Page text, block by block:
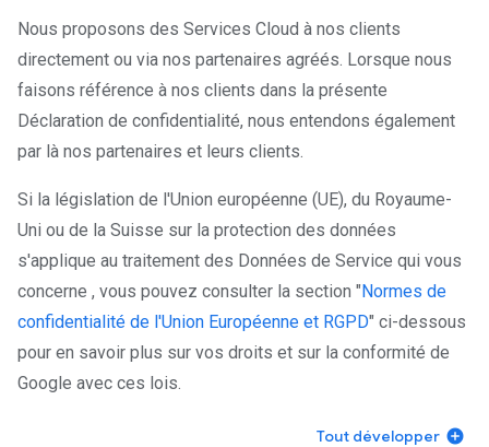
Nous proposons des Services Cloud à nos clients
directement ou via nos partenaires agréés. Lorsque nous
faisons référence à nos clients dans la présente
Déclaration de confidentialité, nous entendons également
par là nos partenaires et leurs clients.
Si la législation de l'Union européenne (UE), du Royaume-
Uni ou de la Suisse sur la protection des données
s'applique au traitement des Données de Service qui vous
concerne , vous pouvez consulter la section "Normes de
confidentialité de l'Union Européenne et RGPD" ci-dessous
pour en savoir plus sur vos droits et sur la conformité de
Google avec ces lois.
Tout développer